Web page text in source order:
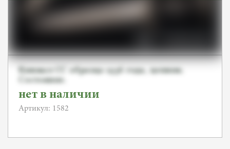
Кинжал СС образца 1936 года, цепник.
Состояние.
нет в наличии
Артикул: 1582